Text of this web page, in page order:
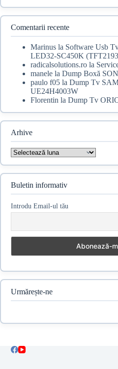
Comentarii recente
Marinusla Software Usb
LED32-SC450K
radicalsolutions.rola
manelela Dump Boxă
paulo f05la Dump Tv
UE24H4003W
Florentin la Dump Tv
Arhive
Arhive
Buletin informativ
Introdu Email-ul tău
Urmărește-ne